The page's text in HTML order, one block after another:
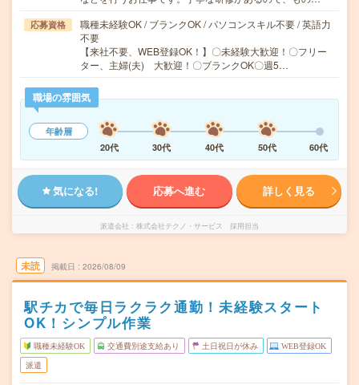
応募資格
職種未経験OK / ブランクOK / パソコンスキル不要 / 英語力
不要
【来社不要、WEB登録OK！】〇未経験大歓迎！〇フリー
ター、主婦(夫) 大歓迎！〇ブランクOK〇週5…
職場の雰囲気
年齢層
20代
30代 40代 50代 60代
気になる! 応募へ進む 詳しく見る
派遣会社 株式会社テクノ・サービス 採用担当
未読 掲載日 2026/08/09
駅チカで毎日ラクラク通勤！未経験スタート
OK！シンプル作業
職種未経験OK 交通費別途支給あり 土日祝日が休み WEB登録OK
派遣